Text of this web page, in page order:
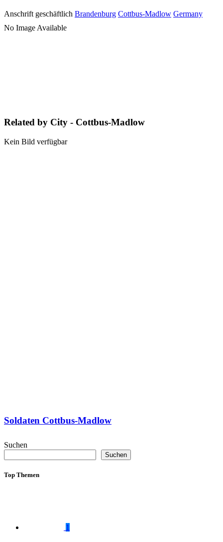
Anschrift geschäftlich Brandenburg Cottbus-Madlow Germany
No Image Available
Related by City - Cottbus-Madlow
Kein Bild verfügbar
Soldaten Cottbus-Madlow
Suchen
Suchen
Top Themen
1